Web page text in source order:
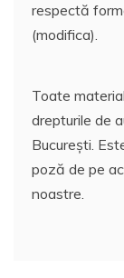
respectă
(modifica).
Toate
drepturile de
București.
poză de pe
noastre.